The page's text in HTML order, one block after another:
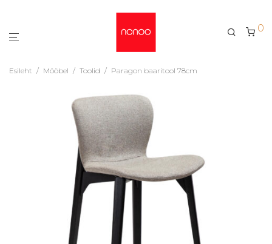
0
Esileht / Mööbel / Toolid / Paragon baaritool 78cm